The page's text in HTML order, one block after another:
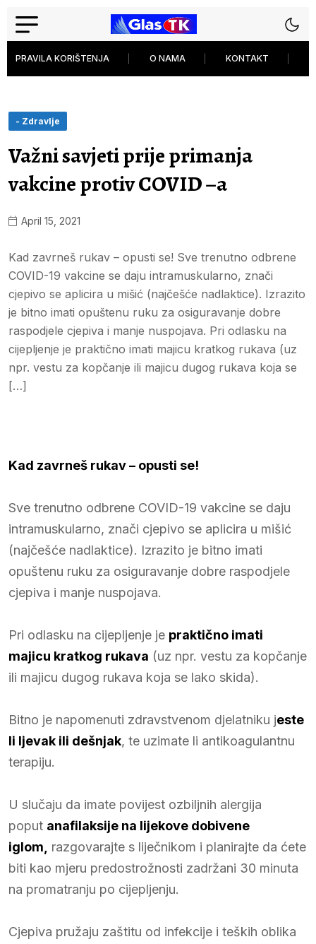
PRAVILA KORIŠTENJA O NAMA KONTAKT
- Zdravlje
Važni savjeti prije primanja
vakcine protiv COVID –a
April 15, 2021
Kad zavrneš rukav – opusti se! Sve trenutno odbrene
COVID-19 vakcine se daju intramuskularno, znači
cjepivo se aplicira u mišić (najčešće nadlaktice). Izrazito
je bitno imati opuštenu ruku za osiguravanje dobre
raspodjele cjepiva i manje nuspojava. Pri odlasku na
cijepljenje je praktično imati majicu kratkog rukava (uz
npr. vestu za kopčanje ili majicu dugog rukava koja se
[…]
Kad zavrneš rukav – opusti se!
Sve trenutno odbrene COVID-19 vakcine se daju
intramuskularno, znači cjepivo se aplicira u mišić
(najčešće nadlaktice). Izrazito je bitno imati
opuštenu ruku za osiguravanje dobre raspodjele
cjepiva i manje nuspojava.
Pri odlasku na cijepljenje je praktično imati
majicu kratkog rukava (uz npr. vestu za kopčanje
ili majicu dugog rukava koja se lako skida).
Bitno je napomenuti zdravstvenom djelatniku jeste
li ljevak ili dešnjak, te uzimate li antikoagulantnu
terapiju.
U slučaju da imate povijest ozbiljnih alergija
poput anafilaksije na lijekove dobivene
iglom,
razgovarajte s liječnikom i planirajte da ćete
biti kao mjeru predostrožnosti zadržani 30 minuta
na promatranju po cijepljenju.
Cjepiva pružaju zaštitu od infekcije i teških oblika